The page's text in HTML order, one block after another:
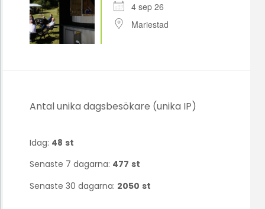
4 sep 26
Mariestad
Antal unika dagsbesökare (unika IP)
Idag: 48 st
Senaste 7 dagarna: 477 st
Senaste 30 dagarna: 2050 st